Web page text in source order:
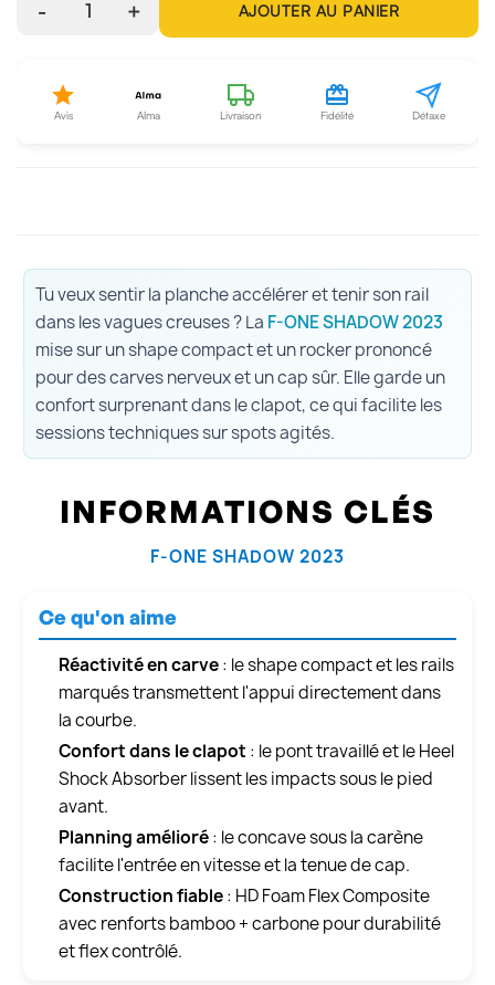
- 1 + AJOUTER AU PANIER
Avis Alma Livraison Fidélité Détaxe
Tu veux sentir la planche accélérer et tenir son rail
dans les vagues creuses ? La F-ONE SHADOW 2023
mise sur un shape compact et un rocker prononcé
pour des carves nerveux et un cap sûr. Elle garde un
confort surprenant dans le clapot, ce qui facilite les
sessions techniques sur spots agités.
INFORMATIONS CLÉS
F-ONE SHADOW 2023
Ce qu'on aime
Réactivité en carve: le shape compact et les rails
marqués transmettent l'appui directement dans
la courbe.
Confort dans le clapot : le pont travaillé et le Heel
Shock Absorber lissent les impacts sous le pied
avant.
Planning amélioré: le concave sous la carène
facilite l'entrée en vitesse et la tenue de cap.
Construction fiable: HD Foam Flex Composite
avec renforts bamboo + carbone pour durabilité
et flex contrôlé.